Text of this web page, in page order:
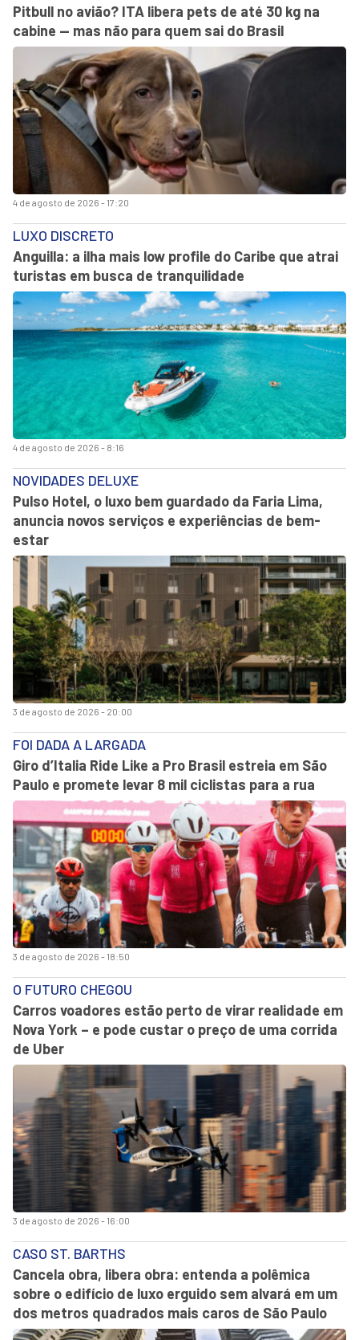
4 de agosto de 2026 - 17:20
Pitbull no avião? ITA libera pets de até 30 kg na
cabine — mas não para quem sai do Brasil
4 de agosto de 2026 - 8:16
LUXO DISCRETO
Anguilla: a ilha mais low profile do Caribe que atrai
turistas em busca de tranquilidade
3 de agosto de 2026 - 20:00
NOVIDADES DELUXE
Pulso Hotel, o luxo bem guardado da Faria Lima,
anuncia novos serviços e experiências de bem-
estar
3 de agosto de 2026 - 18:50
FOI DADA A LARGADA
Giro d’Italia Ride Like a Pro Brasil estreia em São
Paulo e promete levar 8 mil ciclistas para a rua
3 de agosto de 2026 - 16:00
O FUTURO CHEGOU
Carros voadores estão perto de virar realidade em
Nova York – e pode custar o preço de uma corrida
de Uber
CASO ST. BARTHS
Cancela obra, libera obra: entenda a polêmica
sobre o edifício de luxo erguido sem alvará em um
dos metros quadrados mais caros de São Paulo